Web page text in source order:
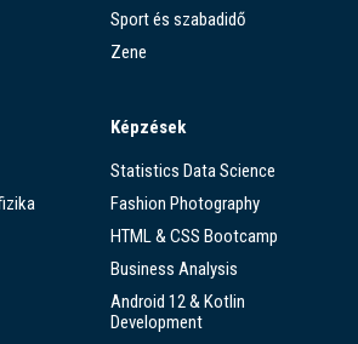
Sport és szabadidő
Zene
Képzések
Statistics Data Science
Fashion Photography
HTML & CSS Bootcamp
Business Analysis
Android 12 & Kotlin
Development